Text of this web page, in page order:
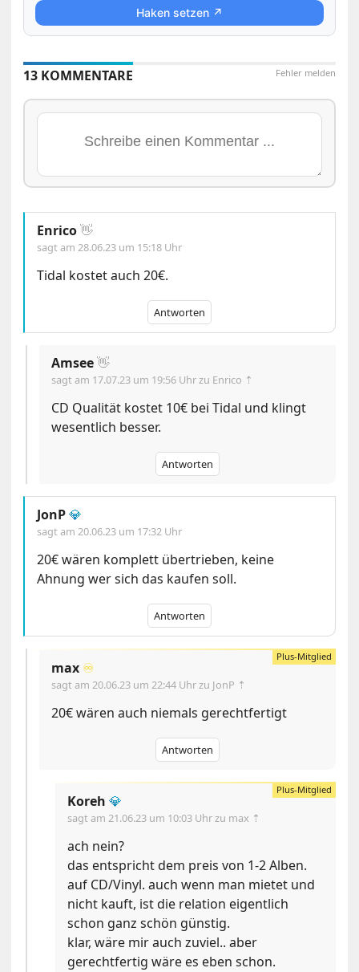
Haken setzen ↗
Fehler melden
13 KOMMENTARE
Enrico👋
sagt am28.06.23 um 15:18 Uhr
Tidal kostet auch 20€.
Antworten
Amsee👋
sagt am 17.07.23 um 19:56 Uhrzu Enrico ⇡
CD Qualität kostet 10€ bei Tidal und klingt
wesentlich besser.
Antworten
JonP💎
sagt am20.06.23 um 17:32 Uhr
20€ wären komplett übertrieben, keine
Ahnung wer sich das kaufen soll.
Antworten
max ♾️
sagt am20.06.23 um 22:44 Uhrzu JonP ⇡
20€ wären auch niemals gerechtfertigt
Antworten
Koreh 💎
sagt am21.06.23 um 10:03 Uhrzu max ⇡
ach nein?
das entspricht dem preis von 1-2 Alben.
auf CD/Vinyl. auch wenn man mietet und
nicht kauft, ist die relation eigentlich
schon ganz schön günstig.
klar, wäre mir auch zuviel.. aber
gerechtfertig wäre es eben schon.